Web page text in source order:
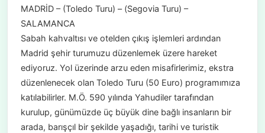
MADRİD – (Toledo Turu) – (Segovia Turu) –
SALAMANCA
Sabah kahvaltısı ve otelden çıkış işlemleri ardından
Madrid şehir turumuzu düzenlemek üzere hareket
ediyoruz. Yol üzerinde arzu eden misafirlerimiz, ekstra
düzenlenecek olan Toledo Turu (50 Euro) programımıza
katılabilirler. M.Ö. 590 yılında Yahudiler tarafından
kurulup, günümüzde üç büyük dine bağlı insanların bir
arada, barışçıl bir şekilde yaşadığı, tarihi ve turistik